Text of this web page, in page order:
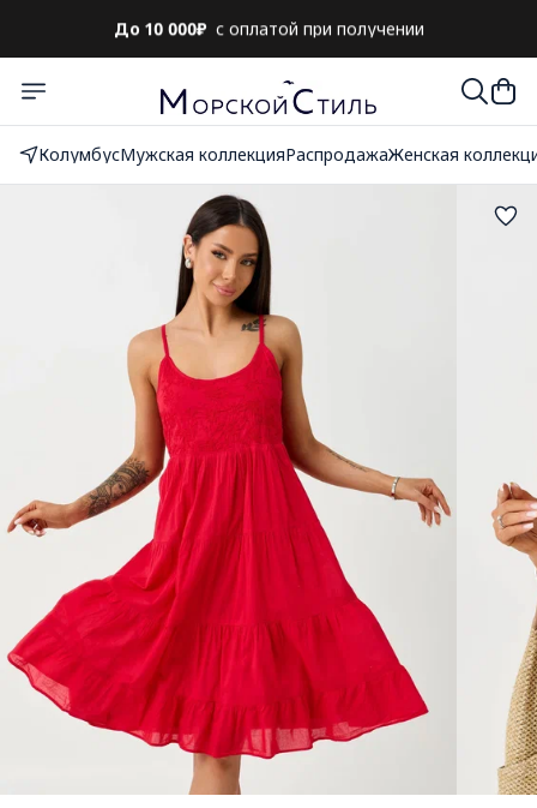
До 10 000₽ с оплатой при получении
КолумбусМужская коллекцияРаспродажаЖенская